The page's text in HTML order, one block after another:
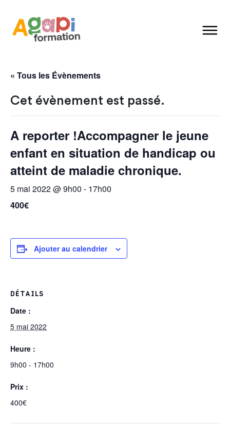
« Tous les Évènements
Cet évènement est passé.
A reporter !Accompagner le jeune
enfant en situation de handicap ou
atteint de maladie chronique.
5 mai 2022 @ 9h00 - 17h00
400€
Ajouter au calendrier
DÉTAILS
Date :
5 mai 2022
Heure :
9h00 - 17h00
Prix :
400€